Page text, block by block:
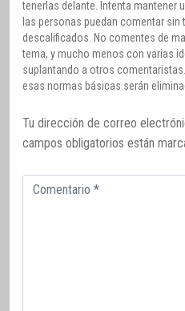
tenerlas delante. Intenta mantener
las personas puedan comentar
descalificados. No comentes de
tema, y mucho menos con varias
suplantando a otros
esas normas básicas serán
Tu dirección de correo
campos obligatorios están
Comentario